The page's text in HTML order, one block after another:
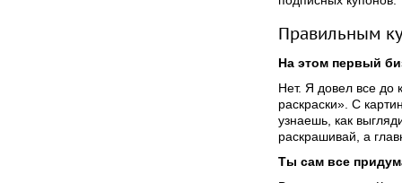
Правильным
На этом первый
Нет. Я довел все до
раскраски». С
узнаешь, как
раскрашивай, а
Ты сам все